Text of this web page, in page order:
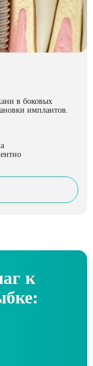
в боковых
имплантов.
к